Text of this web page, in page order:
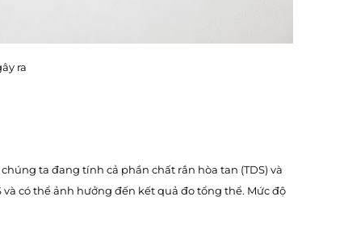
ra
ta đang tính cả phần chất rắn hòa tan (TDS) và
và có thể ảnh hưởng đến kết quả đo tổng thể. Mức độ